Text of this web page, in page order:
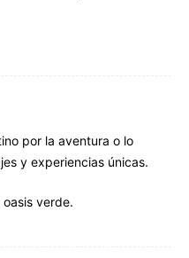
por la aventura o lo
y experiencias únicas.
verde.